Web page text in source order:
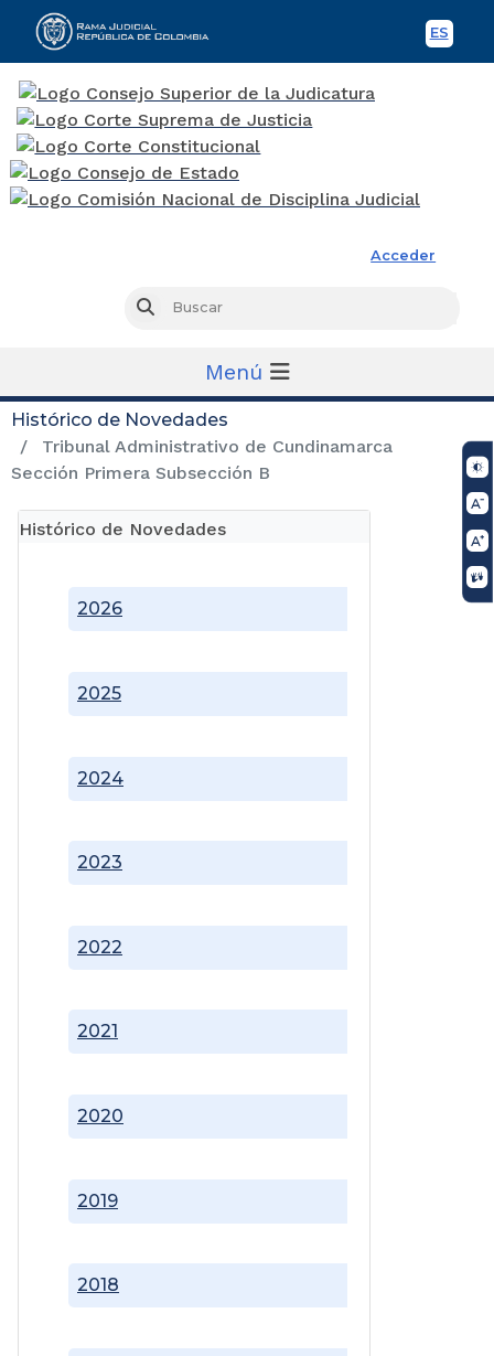
ES
Acceder
Buscar
Menú
Histórico de Novedades
Tribunal Administrativo de Cundinamarca
Sección Primera Subsección B
Histórico de Novedades
2018
2019
2020
2021
2022
2023
2024
2025
2026